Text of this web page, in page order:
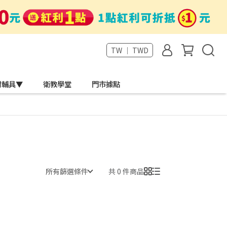
TW ｜ TWD
輔具▼ 衛教學堂 門市據點
所有篩選條件 共 0 件商品